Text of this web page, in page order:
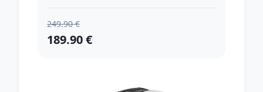
249.90 €
189.90 €